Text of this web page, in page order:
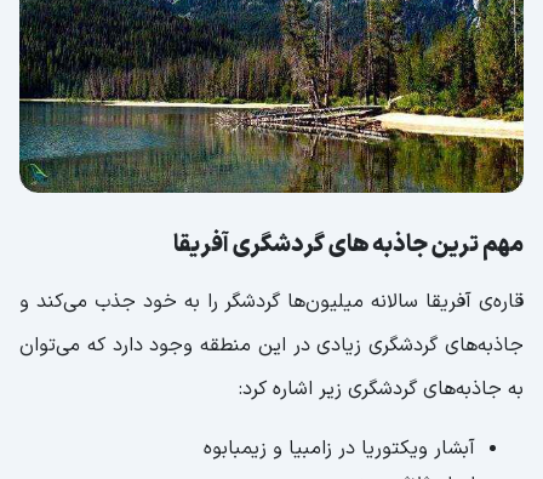
مهم ترین جاذبه های گردشگری آفریقا
قاره‌ی آفریقا سالانه میلیون‌ها گردشگر را به خود جذب می‌کند و
جاذبه‌های گردشگری زیادی در این منطقه وجود دارد که می‌توان
به جاذبه‌های گردشگری زیر اشاره کرد:
آبشار ویکتوریا در زامبیا و زیمبابوه